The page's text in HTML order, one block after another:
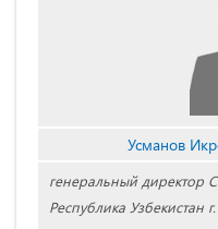
Усманов
генеральный директор
Республика Узбекистан